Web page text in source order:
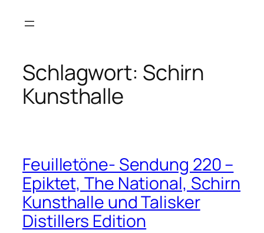
Inhalt
Schlagwort: Schirn
Kunsthalle
Feuilletöne- Sendung 220 –
Epiktet, The National, Schirn
Kunsthalle und Talisker
Distillers Edition